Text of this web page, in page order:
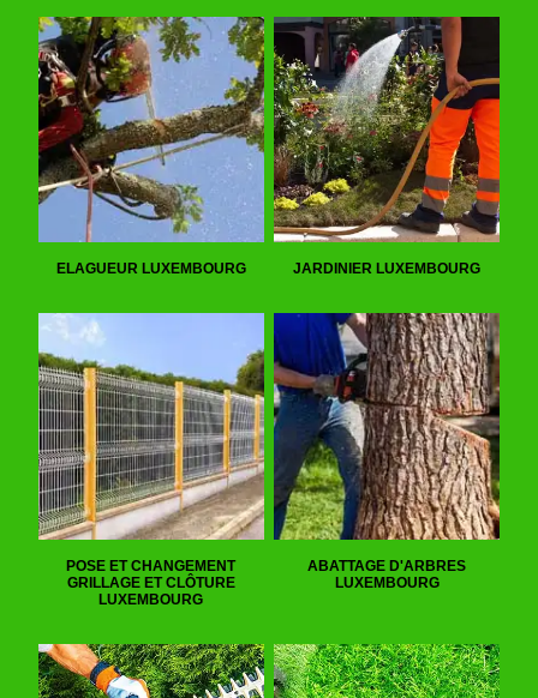
ELAGUEUR LUXEMBOURG JARDINIER LUXEMBOURG
POSE ET CHANGEMENT
GRILLAGE ET CLÔTURE
LUXEMBOURG
ABATTAGE D'ARBRES
LUXEMBOURG